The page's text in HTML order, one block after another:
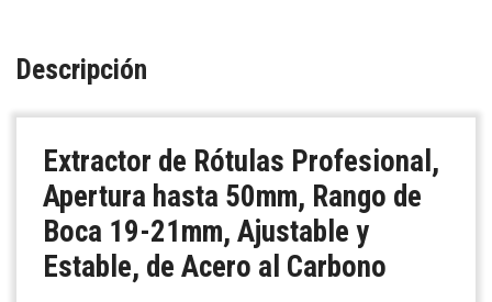
Descripción
Extractor de Rótulas Profesional,
Apertura hasta 50mm, Rango de
Boca 19-21mm, Ajustable y
Estable, de Acero al Carbono